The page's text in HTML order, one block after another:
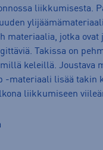
liikkumisesta.
materiaalia, jotka ovat
Takissa on
keleillä. Joustava
-materiaali lisää takin
liikkumiseen